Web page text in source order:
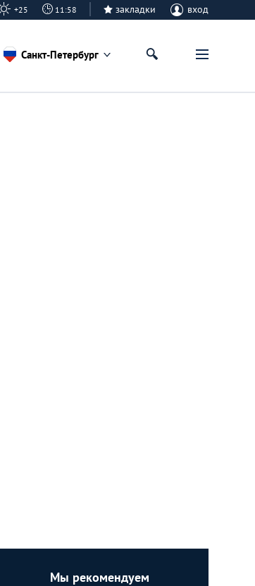
+25 11:58 закладки вход
Санкт-Петербург
Мы рекомендуем